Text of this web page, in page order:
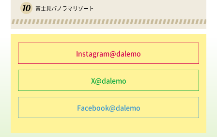
10 富士見パノラマリゾート
Instagram@dalemo
X@dalemo
Facebook@dalemo